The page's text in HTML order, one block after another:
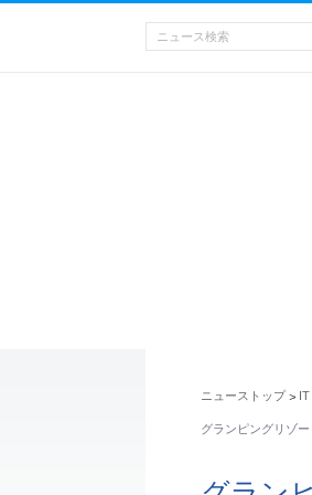
ニューストップ >
グランピングリゾ